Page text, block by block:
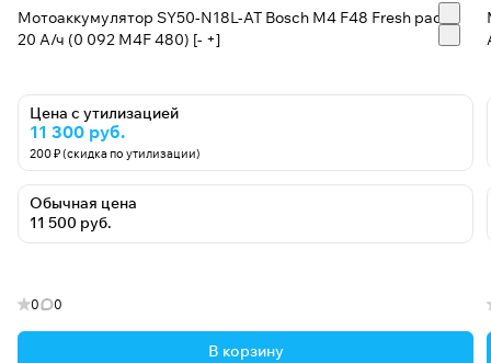
Мотоаккумулятор SY50-N18L-AT Bosch M4 F48 Fresh pack -
20 А/ч (0 092 M4F 480) [- +]
Цена с утилизацией
11 300 руб.
200 ₽ (скидка по утилизации)
Обычная цена
11 500 руб.
0 0
В корзину